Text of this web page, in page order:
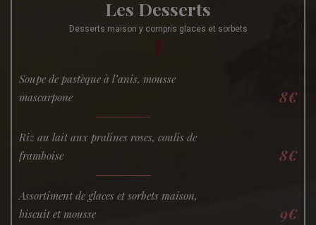
Les Desserts
Desserts maison y compris glaces et sorbets
Soupe de pastèque à l’anis, mousse
mascarpone
8€
Riz au lait aux pralines roses, coulis de
framboise
8€
Assortiment de glaces et sorbets maison,
biscuit et mousse
9€